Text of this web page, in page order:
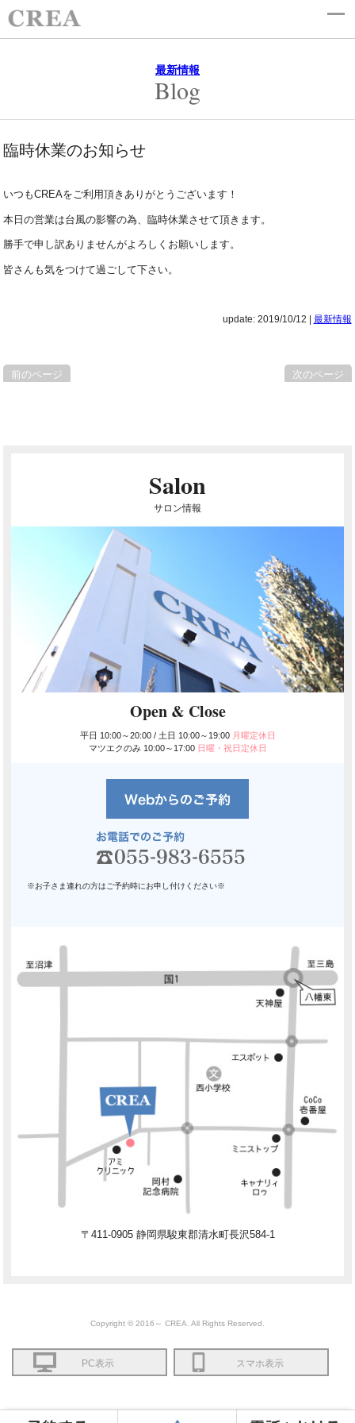
最新情報
Blog
臨時休業のお知らせ
いつもCREAをご利用頂きありがとうございます！
本日の営業は台風の影響の為、臨時休業させて頂きます。
勝手で申し訳ありませんがよろしくお願いします。
皆さんも気をつけて過ごして下さい。
update: 2019/10/12 最新情報
前のページ 次のページ
Salon
サロン情報
Open & Close
平日 10:00～20:00 / 土日 10:00～19:00 月曜定休日
マツエクのみ 10:00～17:00 日曜・祝日定休日
※お子さま連れの方はご予約時にお申し付けください※
〒411-0905 静岡県駿東郡清水町長沢584-1
Copyright © 2016～ CREA. All Rights Reserved.
PC表示 スマホ表示